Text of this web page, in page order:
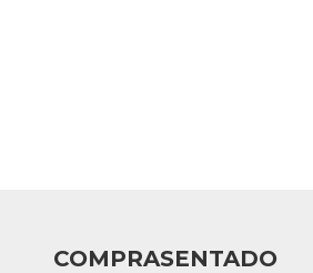
COMPRASENTADO